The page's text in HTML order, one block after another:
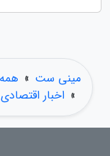
مینی ست »
» اخبار اقتصادی